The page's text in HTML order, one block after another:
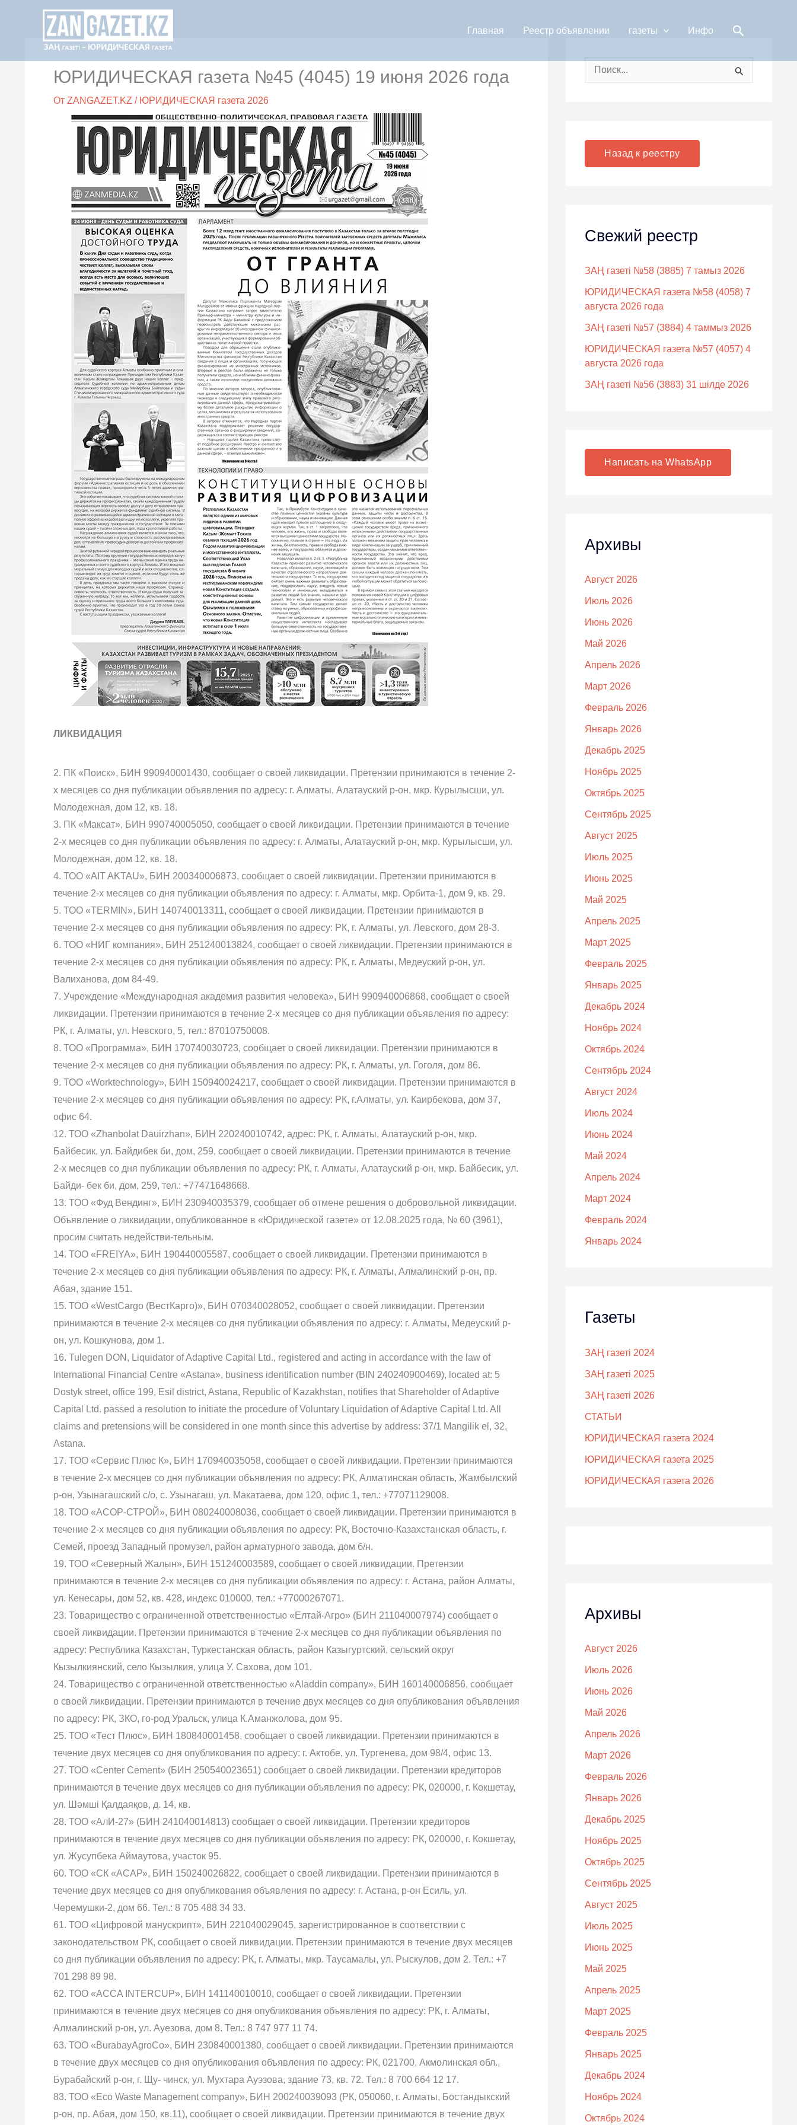
содержимому
Главная Реестр объявлении газеты Инфо Поиск
ЮРИДИЧЕСКАЯ газета №45 (4045) 19 июня 2026 года
От ZANGAZET.KZ / ЮРИДИЧЕСКАЯ газета 2026
ЛИКВИДАЦИЯ
2. ПК «Поиск», БИН 990940001430, сообщает о своей ликвидации. Претензии принимаются в течение 2-
х месяцев со дня публикации объявления по адресу: г. Алматы, Алатауский р-он, мкр. Курылысши, ул.
Молодежная, дом 12, кв. 18.
3. ПК «Максат», БИН 990740005050, сообщает о своей ликвидации. Претензии принимаются в течение
2-х месяцев со дня публикации объявления по адресу: г. Алматы, Алатауский р-он, мкр. Курылысши, ул.
Молодежная, дом 12, кв. 18.
4. ТОО «AIT AKTAU», БИН 200340006873, сообщает о своей ликвидации. Претензии принимаются в
течение 2-х месяцев со дня публикации объявления по адресу: г. Алматы, мкр. Орбита-1, дом 9, кв. 29.
5. ТОО «TERMIN», БИН 140740013311, сообщает о своей ликвидации. Претензии принимаются в
течение 2-х месяцев со дня публикации объявления по адресу: РК, г. Алматы, ул. Левского, дом 28-3.
6. ТОО «НИГ компания», БИН 251240013824, сообщает о своей ликвидации. Претензии принимаются в
течение 2-х месяцев со дня публикации объявления по адресу: РК, г. Алматы, Медеуский р-он, ул.
Валиханова, дом 84-49.
7. Учреждение «Международная академия развития человека», БИН 990940006868, сообщает о своей
ликвидации. Претензии принимаются в течение 2-х месяцев со дня публикации объявления по адресу:
РК, г. Алматы, ул. Невского, 5, тел.: 87010750008.
8. ТОО «Программа», БИН 170740030723, сообщает о своей ликвидации. Претензии принимаются в
течение 2-х месяцев со дня публикации объявления по адресу: РК, г. Алматы, ул. Гоголя, дом 86.
9. ТОО «Worktechnology», БИН 150940024217, сообщает о своей ликвидации. Претензии принимаются в
течение 2-х месяцев со дня публикации объявления по адресу: РК, г.Алматы, ул. Каирбекова, дом 37,
офис 64.
12. ТОО «Zhanbolat Dauirzhan», БИН 220240010742, адрес: РК, г. Алматы, Алатауский р-он, мкр.
Байбесик, ул. Байдибек би, дом, 259, сообщает о своей ликвидации. Претензии принимаются в течение
2-х месяцев со дня публикации объявления по адресу: РК, г. Алматы, Алатауский р-он, мкр. Байбесик, ул.
Байди- бек би, дом, 259, тел.: +77471648668.
13. ТОО «Фуд Вендинг», БИН 230940035379, сообщает об отмене решения о добровольной ликвидации.
Объявление о ликвидации, опубликованное в «Юридической газете» от 12.08.2025 года, № 60 (3961),
просим считать недействи-тельным.
14. ТОО «FREIYA», БИН 190440005587, сообщает о своей ликвидации. Претензии принимаются в
течение 2-х месяцев со дня публикации объявления по адресу: РК, г. Алматы, Алмалинский р-он, пр.
Абая, здание 151.
15. ТОО «WestCargo (ВестКарго)», БИН 070340028052, сообщает о своей ликвидации. Претензии
принимаются в течение 2-х месяцев со дня публикации объявления по адресу: г. Алматы, Медеуский р-
он, ул. Кошкунова, дом 1.
16. Tulegen DON, Liquidator of Adaptive Capital Ltd., registered and acting in accordance with the law of
International Financial Centre «Astana», business identification number (BIN 240240900469), located at: 5
Dostyk street, office 199, Esil district, Astana, Republic of Kazakhstan, notifies that Shareholder of Adaptive
Capital Ltd. passed a resolution to initiate the procedure of Voluntary Liquidation of Adaptive Capital Ltd. All
claims and pretensions will be considered in one month since this advertise by address: 37/1 Mangilik el, 32,
Astana.
17. ТОО «Сервис Плюс К», БИН 170940035058, сообщает о своей ликвидации. Претензии принимаются
в течение 2-х месяцев со дня публикации объявления по адресу: РК, Алматинская область, Жамбылский
р-он, Узынагашский с/о, с. Узынагаш, ул. Макатаева, дом 120, офис 1, тел.: +77071129008.
18. ТОО «АСОР-СТРОЙ», БИН 080240008036, сообщает о своей ликвидации. Претензии принимаются в
течение 2-х месяцев со дня публикации объявления по адресу: РК, Восточно-Казахстанская область, г.
Семей, проезд Западный промузел, район арматурного завода, дом б/н.
19. ТОО «Северный Жалын», БИН 151240003589, сообщает о своей ликвидации. Претензии
принимаются в течение 2-х месяцев со дня публикации объявления по адресу: г. Астана, район Алматы,
ул. Кенесары, дом 52, кв. 428, индекс 010000, тел.: +77000267071.
23. Товарищество с ограниченной ответственностью «Елтай-Агро» (БИН 211040007974) сообщает о
своей ликвидации. Претензии принимаются в течение 2-х месяцев со дня публикации объявления по
адресу: Республика Казахстан, Туркестанская область, район Казыгуртский, сельский округ
Кызылкиянский, село Кызылкия, улица У. Сахова, дом 101.
24. Товарищество с ограниченной ответственностью «Aladdin company», БИН 160140006856, сообщает
о своей ликвидации. Претензии принимаются в течение двух месяцев со дня опубликования объявления
по адресу: РК, ЗКО, го-род Уральск, улица К.Аманжолова, дом 95.
25. ТОО «Тест Плюс», БИН 180840001458, сообщает о своей ликвидации. Претензии принимаются в
течение двух месяцев со дня опубликования по адресу: г. Актобе, ул. Тургенева, дом 98/4, офис 13.
27. ТОО «Сenter Cement» (БИН 250540023651) сообщает о своей ликвидации. Претензии кредиторов
принимаются в течение двух месяцев со дня публикации объявления по адресу: РК, 020000, г. Кокшетау,
ул. Шәмші Қалдаяқов, д. 14, кв.
28. ТОО «АлИ-27» (БИН 241040014813) сообщает о своей ликвидации. Претензии кредиторов
принимаются в течение двух месяцев со дня публикации объявления по адресу: РК, 020000, г. Кокшетау,
ул. Жусупбека Аймаутова, участок 95.
60. ТОО «СК «АСАР», БИН 150240026822, сообщает о своей ликвидации. Претензии принимаются в
течение двух месяцев со дня опубликования объявления по адресу: г. Астана, р-он Есиль, ул.
Черемушки-2, дом 66. Тел.: 8 705 488 34 33.
61. ТОО «Цифровой манускрипт», БИН 221040029045, зарегистрированное в соответствии с
законодательством РК, сообщает о своей ликвидации. Претензии принимаются в течение двух месяцев
со дня публикации объявления по адресу: РК, г. Алматы, мкр. Таусамалы, ул. Рыскулов, дом 2. Тел.: +7
701 298 89 98.
62. ТОО «ACCA INTERCUP», БИН 141140010010, сообщает о своей ликвидации. Претензии
принимаются в течение двух месяцев со дня опубликования объявления по адресу: РК, г. Алматы,
Алмалинский р-он, ул. Ауезова, дом 8. Тел.: 8 747 977 11 74.
63. ТОО «BurabayAgroCo», БИН 230840001380, сообщает о своей ликвидации. Претензии принимаются
в течение двух месяцев со дня опубликования объявления по адресу: РК, 021700, Акмолинская обл.,
Бурабайский р-он, г. Щу- чинск, ул. Мухтара Ауэзова, здание 73, кв. 72. Тел.: 8 700 664 12 17.
83. ТОО «Eco Waste Management company», БИН 200240039093 (РК, 050060, г. Алматы, Бостандыкский
р-он, пр. Абая, дом 150, кв.11), сообщает о своей ликвидации. Претензии принимаются в течение двух
:
Назад к реестру
Свежий реестр
ЗАҢ газеті №58 (3885) 7 тамыз 2026
ЮРИДИЧЕСКАЯ газета №58 (4058) 7
августа 2026 года
ЗАҢ газеті №57 (3884) 4 таммыз 2026
ЮРИДИЧЕСКАЯ газета №57 (4057) 4
августа 2026 года
ЗАҢ газеті №56 (3883) 31 шілде 2026
Написать на WhatsApp
Архивы
Август 2026
Июль 2026
Июнь 2026
Май 2026
Апрель 2026
Март 2026
Февраль 2026
Январь 2026
Декабрь 2025
Ноябрь 2025
Октябрь 2025
Сентябрь 2025
Август 2025
Июль 2025
Июнь 2025
Май 2025
Апрель 2025
Март 2025
Февраль 2025
Январь 2025
Декабрь 2024
Ноябрь 2024
Октябрь 2024
Сентябрь 2024
Август 2024
Июль 2024
Июнь 2024
Май 2024
Апрель 2024
Март 2024
Февраль 2024
Январь 2024
Газеты
ЗАҢ газеті 2024
ЗАҢ газеті 2025
ЗАҢ газеті 2026
СТАТЬИ
ЮРИДИЧЕСКАЯ газета 2024
ЮРИДИЧЕСКАЯ газета 2025
ЮРИДИЧЕСКАЯ газета 2026
Архивы
Август 2026
Июль 2026
Июнь 2026
Май 2026
Апрель 2026
Март 2026
Февраль 2026
Январь 2026
Декабрь 2025
Ноябрь 2025
Октябрь 2025
Сентябрь 2025
Август 2025
Июль 2025
Июнь 2025
Май 2025
Апрель 2025
Март 2025
Февраль 2025
Январь 2025
Декабрь 2024
Ноябрь 2024
Октябрь 2024